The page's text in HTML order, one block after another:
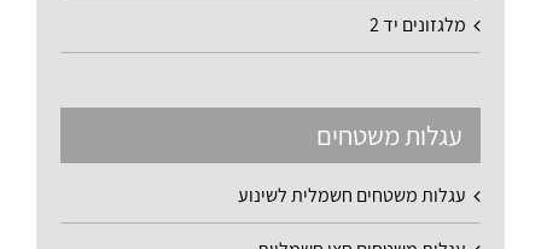
מלגזונים יד 2
עגלות משטחים
עגלות משטחים חשמלית לשינוע